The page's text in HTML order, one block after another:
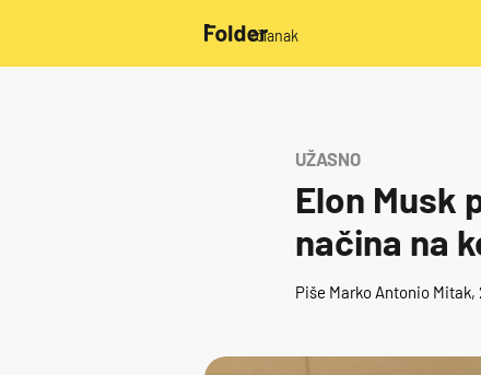
/članak
UŽASNO
Elon Musk
načina na
Piše Marko Antonio Mitak,